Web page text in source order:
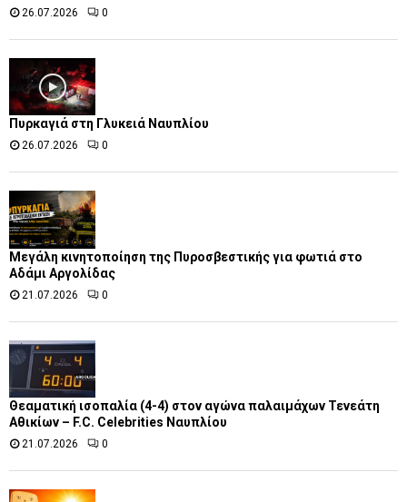
26.07.2026 0
Πυρκαγιά στη Γλυκειά Ναυπλίου
26.07.2026 0
Μεγάλη κινητοποίηση της Πυροσβεστικής για φωτιά στο
Αδάμι Αργολίδας
21.07.2026 0
Θεαματική ισοπαλία (4-4) στον αγώνα παλαιμάχων Τενεάτη
Αθικίων – F.C. Celebrities Ναυπλίου
21.07.2026 0